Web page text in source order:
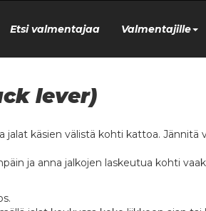
Etsi valmentajaa Valmentajille
lever)
käsien välistä kohti kattoa. Jännitä
ja anna jalkojen laskeutua kohti